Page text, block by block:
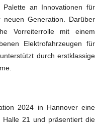
an Innovationen für
Generation. Darüber
Vorreiterrolle mit einem
Elektrofahrzeugen für
durch erstklassige
2024 in Hannover eine
21 und präsentiert die